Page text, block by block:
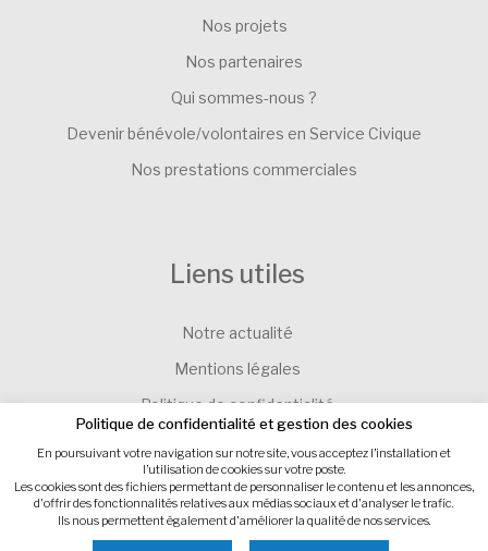
Nos projets
Nos partenaires
Qui sommes-nous ?
Devenir bénévole/volontaires en Service Civique
Nos prestations commerciales
Liens utiles
Notre actualité
Mentions légales
Politique de confidentialité
Gestion des cookies
Site internet : IMPAAKT
Politique de confidentialité et gestion des cookies
En poursuivant votre navigation sur notre site, vous acceptez l’installation et
l’utilisation de cookies sur votre poste.
Les cookies sont des fichiers permettant de personnaliser le contenu et les annonces,
d'offrir des fonctionnalités relatives aux médias sociaux et d'analyser le trafic.
Ils nous permettent également d'améliorer la qualité de nos services.